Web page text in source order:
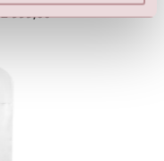
2 999,00